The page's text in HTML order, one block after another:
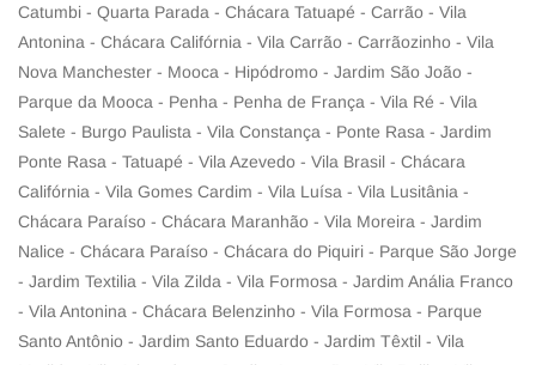
Catumbi - Quarta Parada - Chácara Tatuapé - Carrão - Vila
Antonina - Chácara Califórnia - Vila Carrão - Carrãozinho - Vila
Nova Manchester - Mooca - Hipódromo - Jardim São João -
Parque da Mooca - Penha - Penha de França - Vila Ré - Vila
Salete - Burgo Paulista - Vila Constança - Ponte Rasa - Jardim
Ponte Rasa - Tatuapé - Vila Azevedo - Vila Brasil - Chácara
Califórnia - Vila Gomes Cardim - Vila Luísa - Vila Lusitânia -
Chácara Paraíso - Chácara Maranhão - Vila Moreira - Jardim
Nalice - Chácara Paraíso - Chácara do Piquiri - Parque São Jorge
- Jardim Textilia - Vila Zilda - Vila Formosa - Jardim Anália Franco
- Vila Antonina - Chácara Belenzinho - Vila Formosa - Parque
Santo Antônio - Jardim Santo Eduardo - Jardim Têxtil - Vila